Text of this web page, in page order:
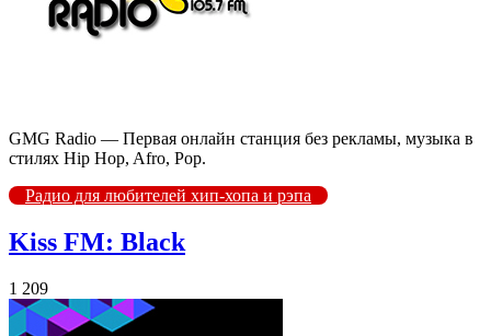
GMG Radio — Первая онлайн станция без рекламы, музыка в
стилях Hip Hop, Afro, Pop.
Радио для любителей хип-хопа и рэпа
Kiss FM: Black
1 209